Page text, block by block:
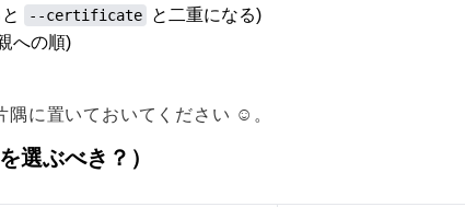
--certificate
と二重になる)
への順)
隅に置いておいてください ☺️。
選ぶべき？）